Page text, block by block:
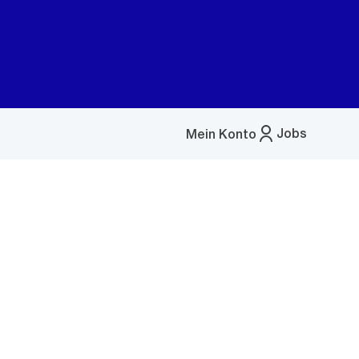
Jobs
Mein Konto
Menü